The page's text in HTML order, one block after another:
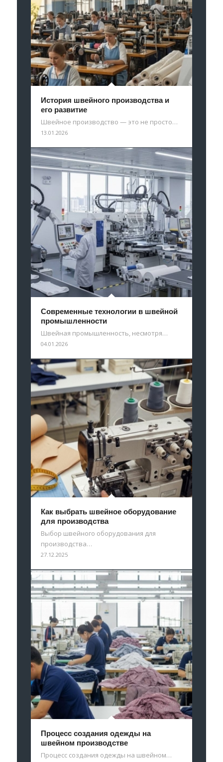
История швейного производства и
его развитие
Швейное производство — это не просто…
13.01.2026
Современные технологии в швейной
промышленности
Швейная промышленность, несмотря…
04.01.2026
Как выбрать швейное оборудование
для производства
Выбор швейного оборудования для
производства…
27.12.2025
Процесс создания одежды на
швейном производстве
Процесс создания одежды на швейном…